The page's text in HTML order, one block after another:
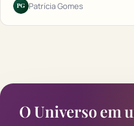
PG Patrícia Gomes
O Universo em